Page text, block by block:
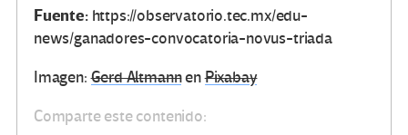
Fuente:https://observatorio.tec.mx/edu-
news/ganadores-convocatoria-novus-triada
Imagen:Gerd AltmannenPixabay
Comparte este contenido: